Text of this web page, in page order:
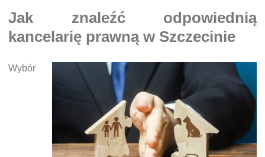
Jak znaleźć odpowiednią
kancelarię prawną w Szczecinie
Wybór